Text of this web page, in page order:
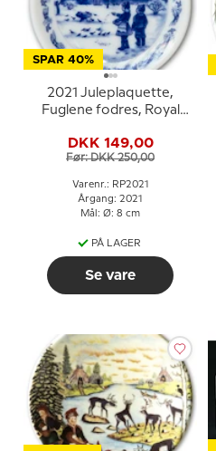
SPAR 40%
2021 Juleplaquette,
Fuglene fodres, Royal
DKK 149,00
Før: DKK 250,00
Varenr.: RP2021
Årgang: 2021
Mål: Ø: 8 cm
PÅ LAGER
Se vare